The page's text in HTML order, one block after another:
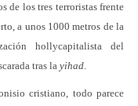
de los tres terroristas frente
a unos 1000 metros de la
hollycapitalista del
tras la yihad.
cristiano, todo parece